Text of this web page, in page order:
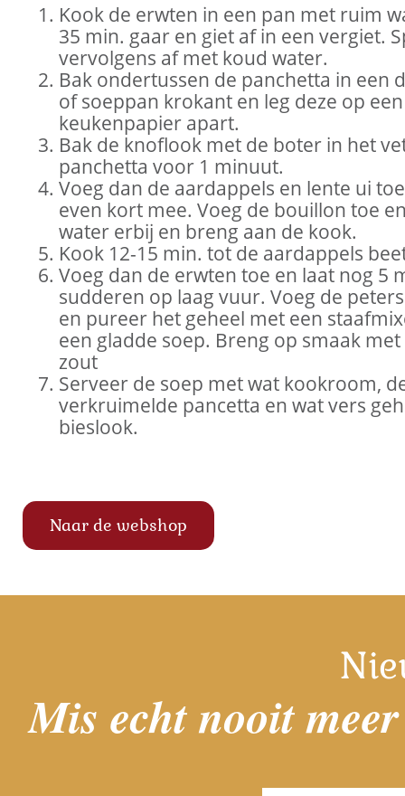
Kook de erwten in een pan met ruim
35 min. gaar en giet af in een vergiet.
vervolgens af met koud water.
Bak ondertussen de panchetta in een
of soeppan krokant en leg deze op een
keukenpapier apart.
Bak de knoflook met de boter in het
panchetta voor 1 minuut.
Voeg dan de aardappels en lente ui
even kort mee. Voeg de bouillon toe
water erbij en breng aan de kook.
Kook 12-15 min. tot de aardappels
Voeg dan de erwten toe en laat nog 5
sudderen op laag vuur. Voeg de
en pureer het geheel met een
een gladde soep. Breng op smaak
zout
Serveer de soep met wat kookroom,
verkruimelde pancetta en wat vers
bieslook.
Naar de webshop
Mis echt nooit